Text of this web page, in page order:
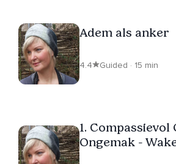
Adem als anker
4.4 Guided · 15 min
1. Compassievol
Ongemak -